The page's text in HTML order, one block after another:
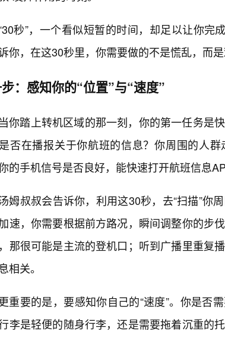
秒”，一个看似短暂的时间，却足以让你完
你，在这30秒里，你需要做的不是慌乱，而是
：感知你的“位置”与“速度”
当你踏上转机区域的那一刻，你的第一任务是
否在播报关于你航班的信息？你周围的人
的手机信号是否良好，能快速打开航班信息
姆叔叔会告诉你，利用这30秒，去“扫描”你
速，你需要根据前方路况，瞬间调整你的步
那很可能是主流的登机口；听到广播里重复
相关。
重要的是，要感知你自己的“速度”。你是否
李是轻便的随身行李，还是需要拖着沉重的